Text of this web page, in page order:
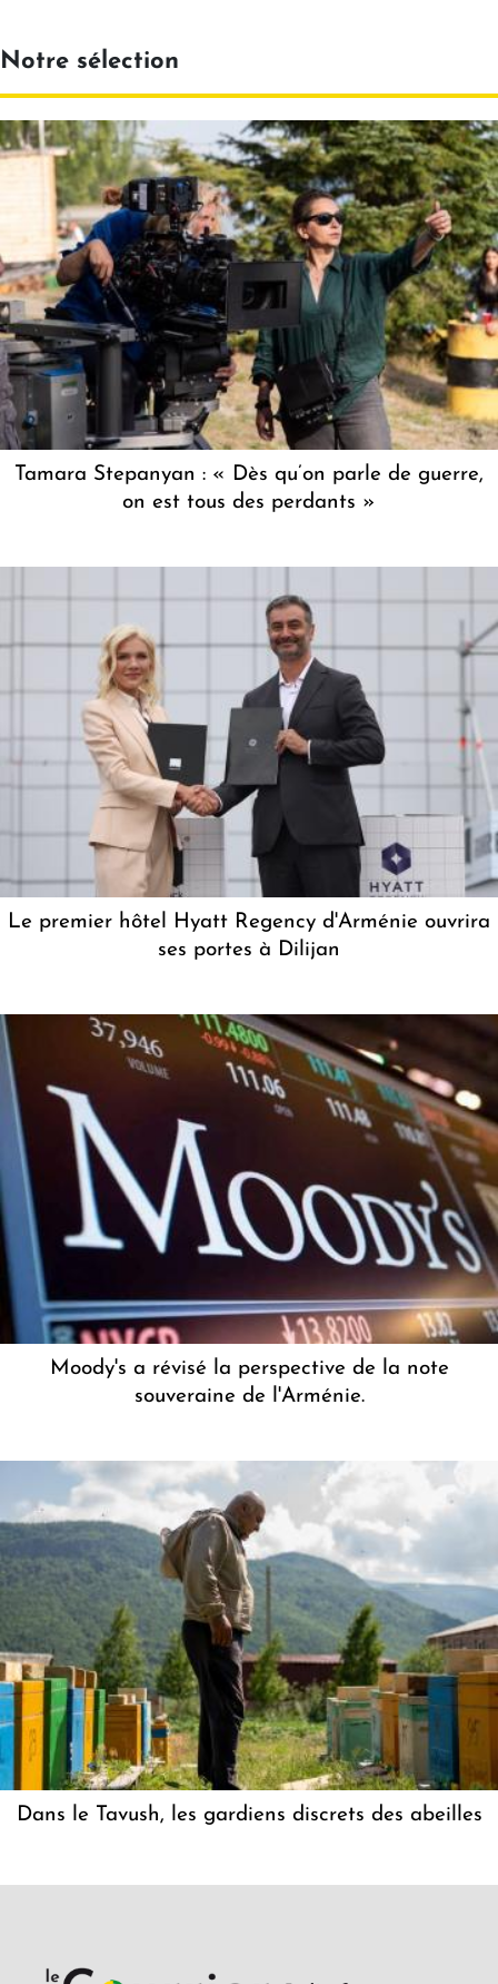
Notre sélection
Tamara Stepanyan : « Dès qu’on parle de guerre,
on est tous des perdants »
Le premier hôtel Hyatt Regency d'Arménie ouvrira
ses portes à Dilijan
Moody's a révisé la perspective de la note
souveraine de l'Arménie.
Dans le Tavush, les gardiens discrets des abeilles